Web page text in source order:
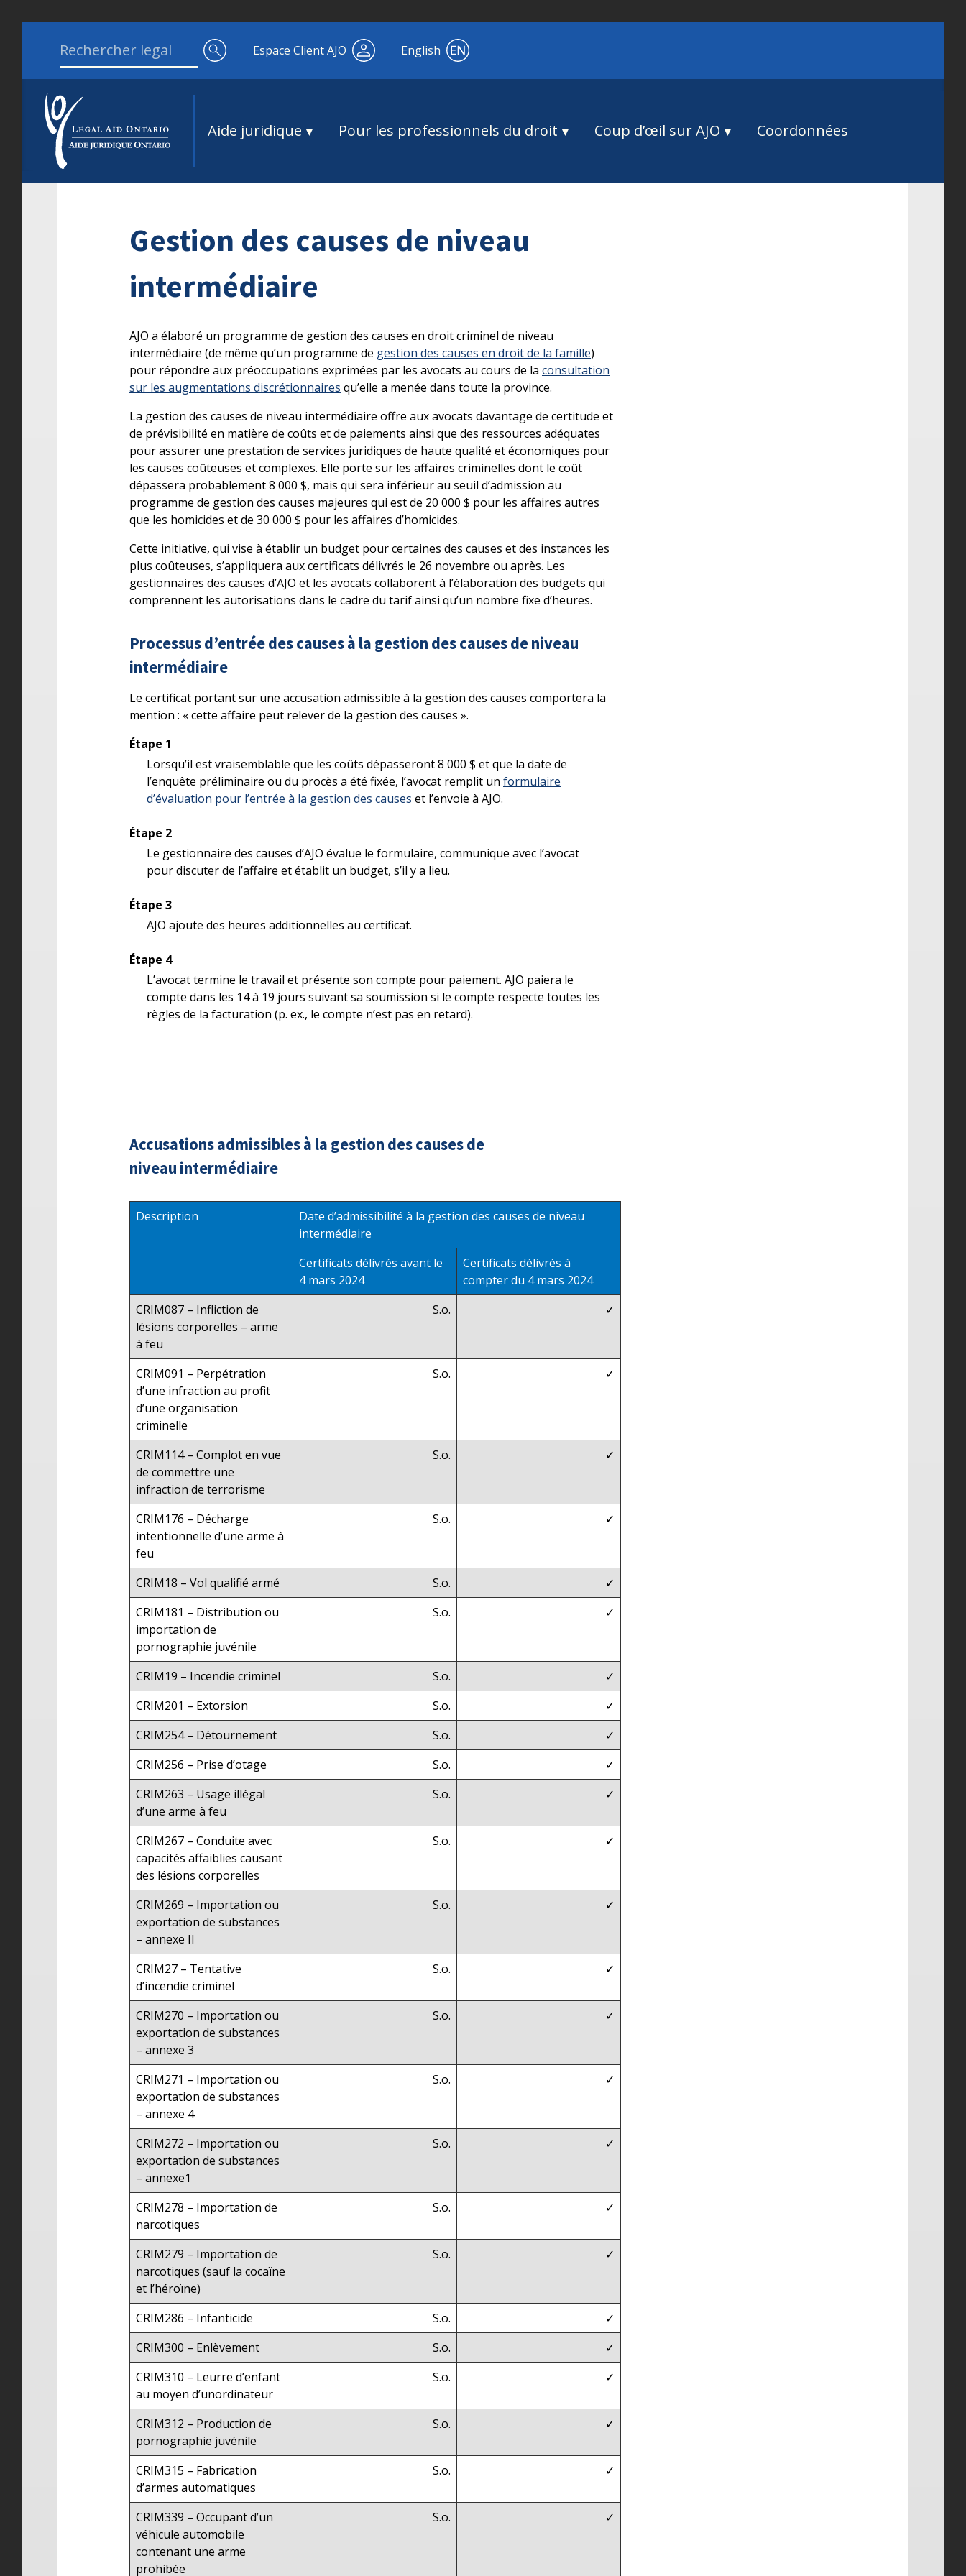
Search for:
Espace Client AJO English
Aide juridique Pour les professionnels du droit Coup d’œil sur AJO Coordonnées
Gestion des causes de niveau
intermédiaire
AJO a élaboré un programme de gestion des causes en droit criminel de niveau
intermédiaire (de même qu’un programme de gestion des causes en droit de la famille)
pour répondre aux préoccupations exprimées par les avocats au cours de la consultation
sur les augmentations discrétionnaires qu’elle a menée dans toute la province.
La gestion des causes de niveau intermédiaire offre aux avocats davantage de certitude et
de prévisibilité en matière de coûts et de paiements ainsi que des ressources adéquates
pour assurer une prestation de services juridiques de haute qualité et économiques pour
les causes coûteuses et complexes. Elle porte sur les affaires criminelles dont le coût
dépassera probablement 8 000 $, mais qui sera inférieur au seuil d’admission au
programme de gestion des causes majeures qui est de 20 000 $ pour les affaires autres
que les homicides et de 30 000 $ pour les affaires d’homicides.
Cette initiative, qui vise à établir un budget pour certaines des causes et des instances les
plus coûteuses, s’appliquera aux certificats délivrés le 26 novembre ou après. Les
gestionnaires des causes d’AJO et les avocats collaborent à l’élaboration des budgets qui
comprennent les autorisations dans le cadre du tarif ainsi qu’un nombre fixe d’heures.
Processus d’entrée des causes à la gestion des causes de niveau
intermédiaire
Le certificat portant sur une accusation admissible à la gestion des causes comportera la
mention : « cette affaire peut relever de la gestion des causes ».
Étape 1
Lorsqu’il est vraisemblable que les coûts dépasseront 8 000 $ et que la date de
l’enquête préliminaire ou du procès a été fixée, l’avocat remplit un formulaire
d’évaluation pour l’entrée à la gestion des causes et l’envoie à AJO.
Étape 2
Le gestionnaire des causes d’AJO évalue le formulaire, communique avec l’avocat
pour discuter de l’affaire et établit un budget, s’il y a lieu.
Étape 3
AJO ajoute des heures additionnelles au certificat.
Étape 4
L’avocat termine le travail et présente son compte pour paiement. AJO paiera le
compte dans les 14 à 19 jours suivant sa soumission si le compte respecte toutes les
règles de la facturation (p. ex., le compte n’est pas en retard).
Accusations admissibles à la gestion des causes de
niveau intermédiaire
Description
Date d’admissibilité à la gestion des causes de niveau
intermédiaire
Certificats délivrés avant le
4 mars 2024
Certificats délivrés à
compter du 4 mars 2024
CRIM087 – Infliction de
lésions corporelles – arme
à feu
S.o. ✓
CRIM091 – Perpétration
d’une infraction au profit
d’une organisation
criminelle
S.o. ✓
CRIM114 – Complot en vue
de commettre une
infraction de terrorisme
S.o. ✓
CRIM176 – Décharge
intentionnelle d’une arme à
feu
S.o. ✓
CRIM18 – Vol qualifié armé S.o.
✓
CRIM181 – Distribution ou
importation de
pornographie juvénile
S.o. ✓
CRIM19 – Incendie criminel S.o.
✓
CRIM201 – Extorsion
S.o.
✓
CRIM254 – Détournement
S.o.
✓
CRIM256 – Prise d’otage
S.o.
✓
CRIM263 – Usage illégal
d’une arme à feu
S.o. ✓
CRIM267 – Conduite avec
capacités affaiblies causant
des lésions corporelles
S.o. ✓
CRIM269 – Importation ou
exportation de substances
– annexe II
S.o. ✓
CRIM27 – Tentative
d’incendie criminel
S.o. ✓
CRIM270 – Importation ou
exportation de substances
– annexe 3
S.o. ✓
CRIM271 – Importation ou
exportation de substances
– annexe 4
S.o. ✓
CRIM272 – Importation ou
exportation de substances
– annexe1
S.o. ✓
CRIM278 – Importation de
narcotiques
S.o. ✓
CRIM279 – Importation de
narcotiques (sauf la cocaïne
et l’héroïne)
S.o. ✓
CRIM286 – Infanticide S.o.
✓
CRIM300 – Enlèvement
S.o.
✓
CRIM310 – Leurre d’enfant
au moyen d’unordinateur
S.o. ✓
CRIM312 – Production de
pornographie juvénile
S.o. ✓
CRIM315 – Fabrication
d’armes automatiques
S.o. ✓
CRIM339 – Occupant d’un
véhicule automobile
contenant une arme
prohibée
S.o. ✓